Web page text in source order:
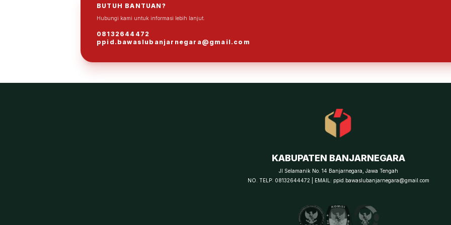
BUTUH BANTUAN?
Hubungi kami untuk informasi lebih lanjut.
08132644472
ppid.bawaslubanjarnegara@gmail.com
KABUPATEN BANJARNEGARA
Jl Selamanik No. 14 Banjarnegara, Jawa Tengah
NO. TELP: 08132644472 | EMAIL: ppid.bawaslubanjarnegara@gmail.com